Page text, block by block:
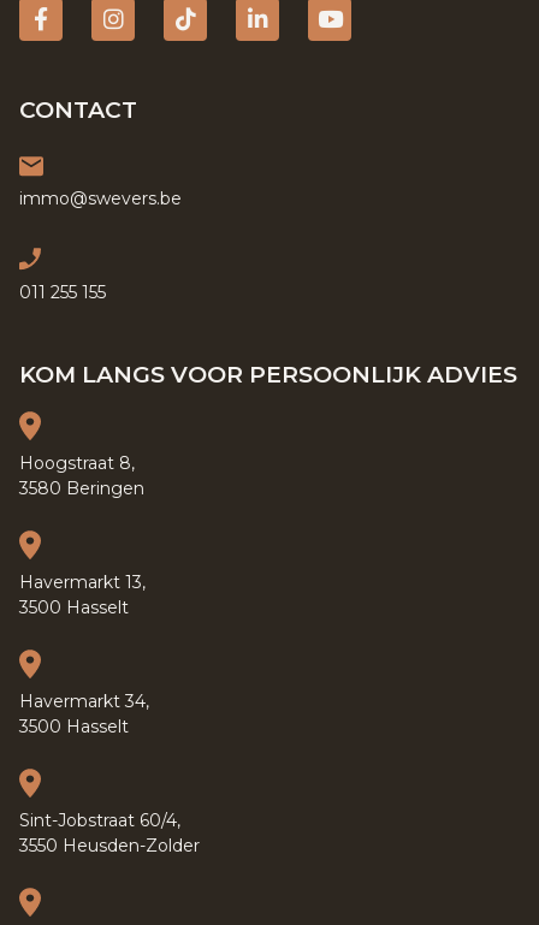
FacebookInstagram
tiktokLinkedinYouTube
CONTACT
immo@swevers.be
011 255 155
KOM LANGS VOOR PERSOONLIJK ADVIES
Hoogstraat 8,
3580 Beringen
Havermarkt 13,
3500 Hasselt
Havermarkt 34,
3500 Hasselt
Sint-Jobstraat 60/4,
3550 Heusden-Zolder